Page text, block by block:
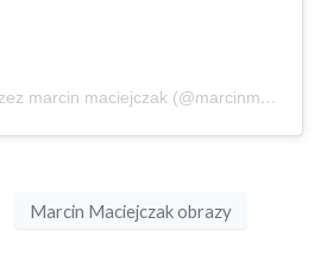
Post udostępniony przez marcin maciejczak (@marcinmaciejczak)
Marcin Maciejczak obrazy